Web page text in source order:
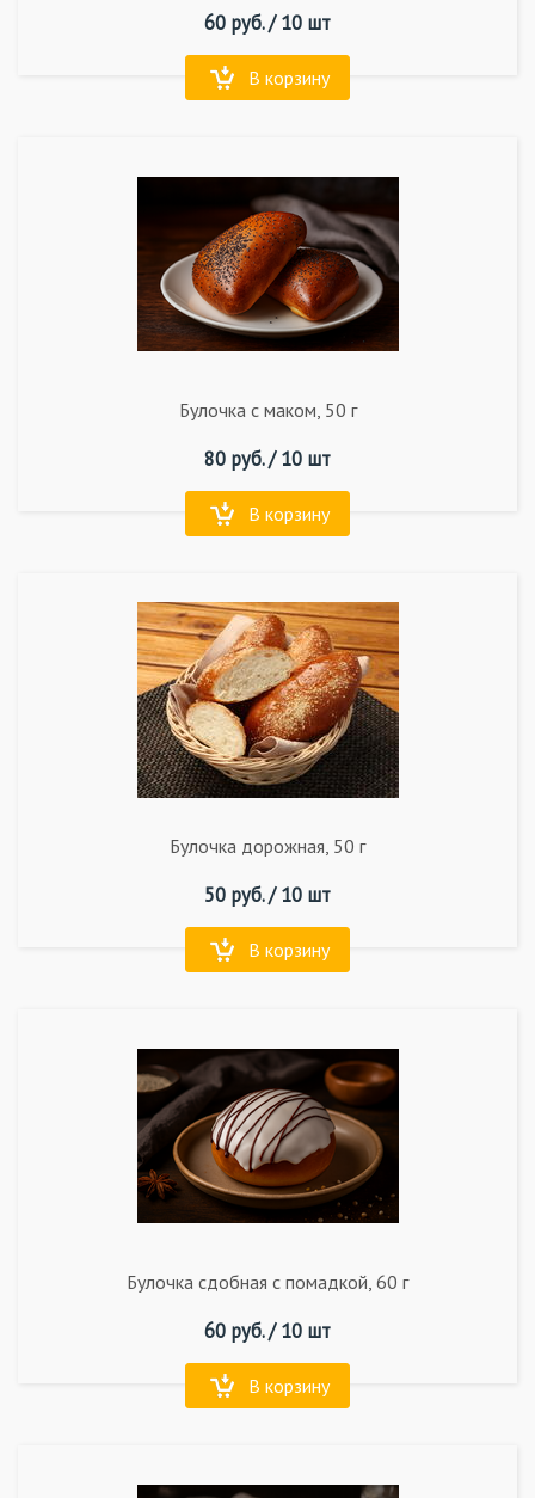
60 руб. /10 шт
В корзину
Булочка с маком, 50 г
80 руб. /10 шт
В корзину
Булочка дорожная, 50 г
50 руб. /10 шт
В корзину
Булочка сдобная с помадкой, 60 г
60 руб. /10 шт
В корзину